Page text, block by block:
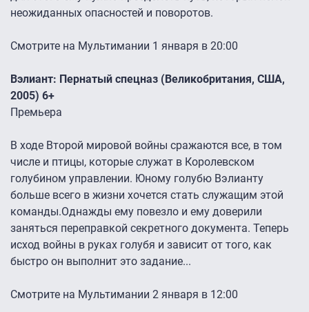
неожиданных опасностей и поворотов.
Смотрите на Мультимании 1 января в 20:00
Вэлиант: Пернатый спецназ (Великобритания, США,
2005) 6+
Премьера
В ходе Второй мировой войны сражаются все, в том
числе и птицы, которые служат в Королевском
голубином управлении. Юному голубю Вэлианту
больше всего в жизни хочется стать служащим этой
команды.Однажды ему повезло и ему доверили
заняться переправкой секретного документа. Теперь
исход войны в руках голубя и зависит от того, как
быстро он выполнит это задание...
Смотрите на Мультимании 2 января в 12:00